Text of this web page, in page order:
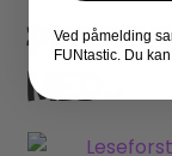
MED..
Ved påmelding
FUNtastic. Du